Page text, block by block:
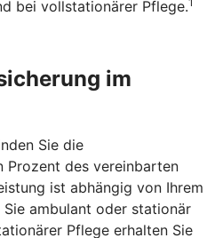
bei vollstationärer Pflege.
im
Sie die
Prozent des vereinbarten
ist abhängig von Ihrem
ambulant oder stationär
Pflege erhalten Sie